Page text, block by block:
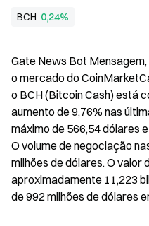
BCH 0,24%
Gate News Bot
o mercado do
o BCH (Bitcoin Cash) está
aumento de 9,76% nas
máximo de 566,54 dólares
O volume de negociação
milhões de dólares. O valor
aproximadamente 11,223
de 992 milhões de dólares